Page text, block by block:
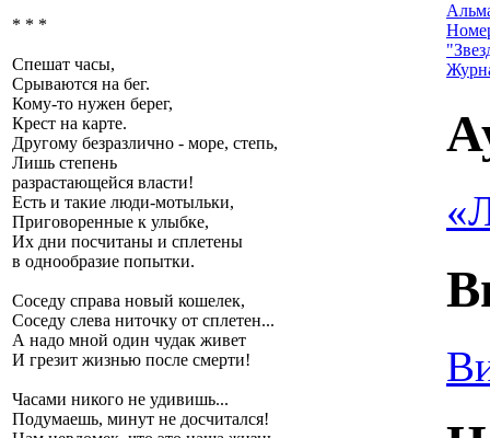
* * *
Спешат часы,
Срываются на бег.
Кому-то нужен берег,
Крест на карте.
Другому безразлично - море, степь,
Лишь степень
разрастающейся власти!
Есть и такие люди-мотыльки,
Приговоренные к улыбке,
Их дни посчитаны и сплетены
в однообразие попытки.
Соседу справа новый кошелек,
Соседу слева ниточку от сплетен...
А надо мной один чудак живет
И грезит жизнью после смерти!
Часами никого не удивишь...
Подумаешь, минут не досчитался!